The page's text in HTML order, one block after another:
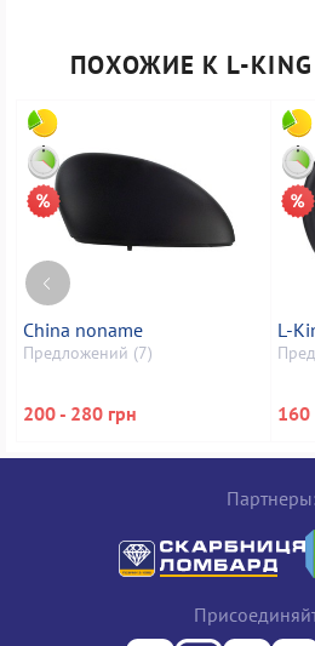
ПОХОЖИЕ К L-KING
China noname
Предложений (7)
200 - 280 грн
L-
160
Партнеры: